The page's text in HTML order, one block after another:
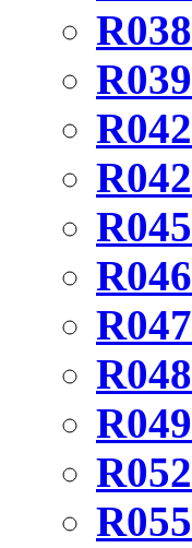
R038
R039
R042
R042
R045
R046
R047
R048
R049
R052
R055